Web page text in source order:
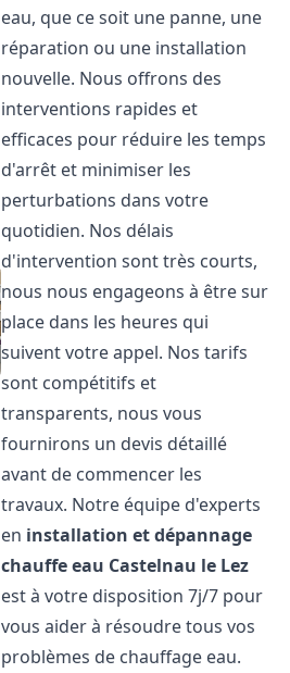
eau, que ce soit une panne, une
réparation ou une installation
nouvelle. Nous offrons des
interventions rapides et
efficaces pour réduire les temps
d'arrêt et minimiser les
perturbations dans votre
quotidien. Nos délais
d'intervention sont très courts,
nous nous engageons à être sur
place dans les heures qui
suivent votre appel. Nos tarifs
sont compétitifs et
transparents, nous vous
fournirons un devis détaillé
avant de commencer les
travaux. Notre équipe d'experts
en installation et dépannage
chauffe eau Castelnau le Lez
est à votre disposition 7j/7 pour
vous aider à résoudre tous vos
problèmes de chauffage eau.